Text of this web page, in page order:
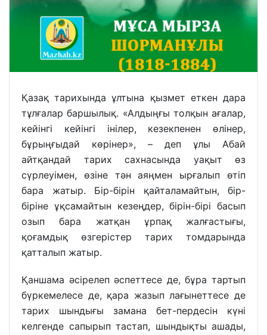
Қазақ тарихында ұлтына қызмет еткен дара
тұлғалар баршылық. «Алдыңғы толқын ағалар,
кейінгі кейінгі інілер, кезекпенен өлінер,
бұрыңғыдай көрінер», – деп ұлы Абай
айтқандай тарих сахнасында уақыт өз
сүрлеуімен, өзіне тән аяңмен ырғалып өтіп
бара жатыр. Бір-бірін қайталамайтын, бір-
біріне ұқсамайтын кезеңдер, бірін-бірі басып
озып бара жатқан ұрпақ жалғастығы,
қоғамдық өзгерістер тарих томдарында
қатталып жатыр.
Қаншама әсірелеп әспеттесе де, бұра тартып
бүркемелесе де, қара жазып лағынеттесе де
тарих шындығы замана бет-пердесін күні
келгенде сапырып тастап, шындықты ашады,